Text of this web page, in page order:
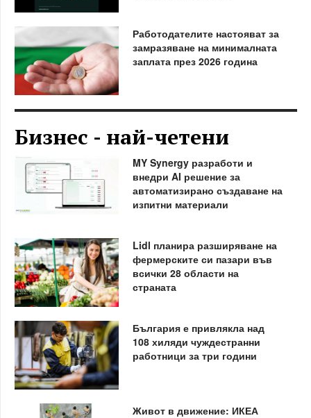
Работодателите настояват за
замразяване на минималната
заплата през 2026 година
Бизнес - най-четени
MY Synergy разработи и
внедри AI решение за
автоматизирано създаване на
изпитни материали
Lidl планира разширяване на
фермерските си пазари във
всички 28 области на
страната
България е привлякла над
108 хиляди чуждестранни
работници за три години
Живот в движение: ИКЕА